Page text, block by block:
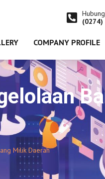
(0274)
COMPANY PROFILE
Milik Daerah